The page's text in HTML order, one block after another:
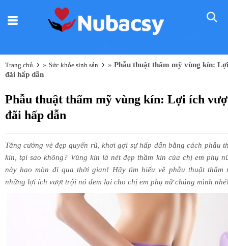
Trang chủ » Sức khỏe sinh sản » Phẫu thuật thẩm mỹ vùng kín:
đãi hấp dẫn
Phẫu thuật thẩm mỹ vùng kín: Lợi ích
đãi hấp dẫn
Tăng cường vẻ đẹp quyến rũ, khơi gợi sự hấp dẫn bằng cách phẫu
kín, tại sao không? Vùng kín là nét đẹp thầm kín của chị em phụ
này hao mòn đi qua thời gian! Hãy tìm hiểu về phẫu thuật thẩm
những lợi ích vượt trội nó đem lại cho chị em phụ nữ chúng mình